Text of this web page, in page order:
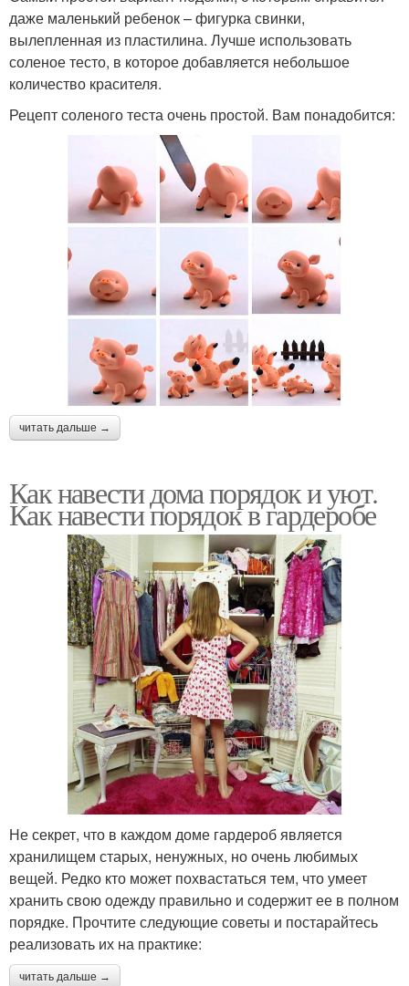
даже маленький ребенок – фигурка свинки,
вылепленная из пластилина. Лучше использовать
соленое тесто, в которое добавляется небольшое
количество красителя.
Рецепт соленого теста очень простой. Вам понадобится:
читать дальше →
Как навести дома порядок и уют.
Как навести порядок в гардеробе
Не секрет, что в каждом доме гардероб является
хранилищем старых, ненужных, но очень любимых
вещей. Редко кто может похвастаться тем, что умеет
хранить свою одежду правильно и содержит ее в полном
порядке. Прочтите следующие советы и постарайтесь
реализовать их на практике:
читать дальше →